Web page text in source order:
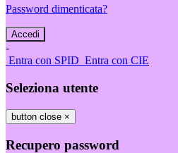
Password dimenticata?
-
Entra con SPID Entra con CIE
Seleziona utente
button close ×
Recupero password